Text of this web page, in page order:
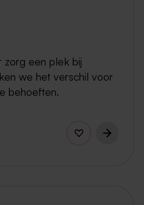
zorg een plek bij
we het verschil voor
behoeften.